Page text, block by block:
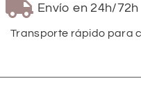
Envío en 24h/72h
Transporte rápido para